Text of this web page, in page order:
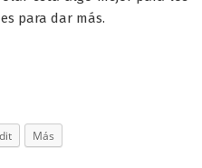
para dar más.
Más